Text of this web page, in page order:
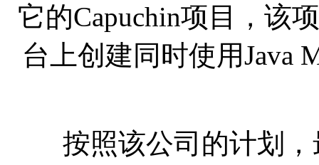
它的Capuchin项目，该
台上创建同时使用Java
按照该公司的计划，